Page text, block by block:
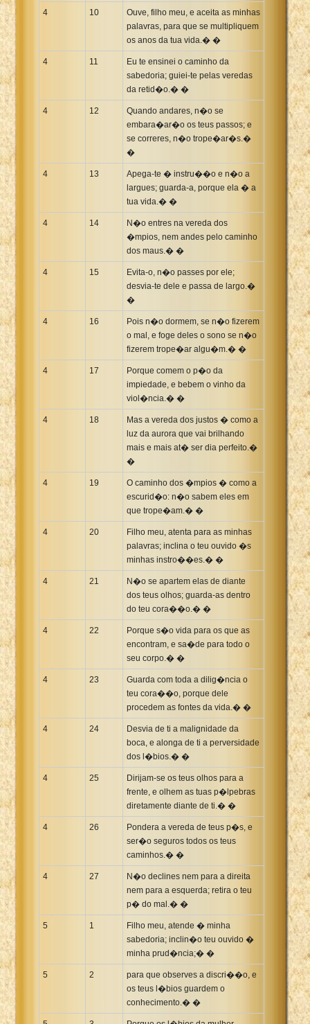
4 10
Ouve, filho meu, e aceita as minhas
palavras, para que se multipliquem
os anos da tua vida.� �
4 11
Eu te ensinei o caminho da
sabedoria; guiei-te pelas veredas
da retid�o.� �
4 12
Quando andares, n�o se
embara�ar�o os teus passos; e
se correres, n�o trope�ar�s.�
�
4 13
Apega-te � instru��o e n�o a
largues; guarda-a, porque ela � a
tua vida.� �
4 14
N�o entres na vereda dos
�mpios, nem andes pelo caminho
dos maus.� �
4 15
Evita-o, n�o passes por ele;
desvia-te dele e passa de largo.�
�
4 16
Pois n�o dormem, se n�o fizerem
o mal, e foge deles o sono se n�o
fizerem trope�ar algu�m.� �
4 17
Porque comem o p�o da
impiedade, e bebem o vinho da
viol�ncia.� �
4 18
Mas a vereda dos justos � como a
luz da aurora que vai brilhando
mais e mais at� ser dia perfeito.�
�
4 19
O caminho dos �mpios � como a
escurid�o: n�o sabem eles em
que trope�am.� �
4 20
Filho meu, atenta para as minhas
palavras; inclina o teu ouvido �s
minhas instro��es.� �
4 21
N�o se apartem elas de diante
dos teus olhos; guarda-as dentro
do teu cora��o.� �
4 22
Porque s�o vida para os que as
encontram, e sa�de para todo o
seu corpo.� �
4 23
Guarda com toda a dilig�ncia o
teu cora��o, porque dele
procedem as fontes da vida.� �
4 24
Desvia de ti a malignidade da
boca, e alonga de ti a perversidade
dos l�bios.� �
4 25
Dirijam-se os teus olhos para a
frente, e olhem as tuas p�lpebras
diretamente diante de ti.� �
4 26
Pondera a vereda de teus p�s, e
ser�o seguros todos os teus
caminhos.� �
4 27
N�o declines nem para a direita
nem para a esquerda; retira o teu
p� do mal.� �
5 1
Filho meu, atende � minha
sabedoria; inclin�o teu ouvido �
minha prud�ncia;� �
5 2
para que observes a discri��o, e
os teus l�bios guardem o
conhecimento.� �